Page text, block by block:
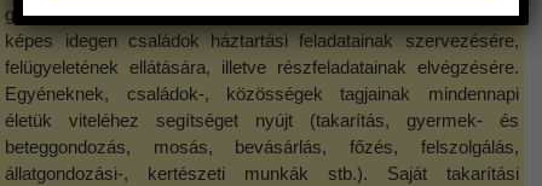
gondozása, beteg családtagjainak ápolása. Ismeretei birtokában
képes idegen családok háztartási feladatainak szervezésére,
felügyeletének ellátására, illetve részfeladatainak elvégzésére.
Egyéneknek, családok-, közösségek tagjainak mindennapi
életük viteléhez segítséget nyújt (takarítás, gyermek- és
beteggondozás, mosás, bevásárlás, főzés, felszolgálás,
állatgondozási-, kertészeti munkák stb.). Saját takarítási